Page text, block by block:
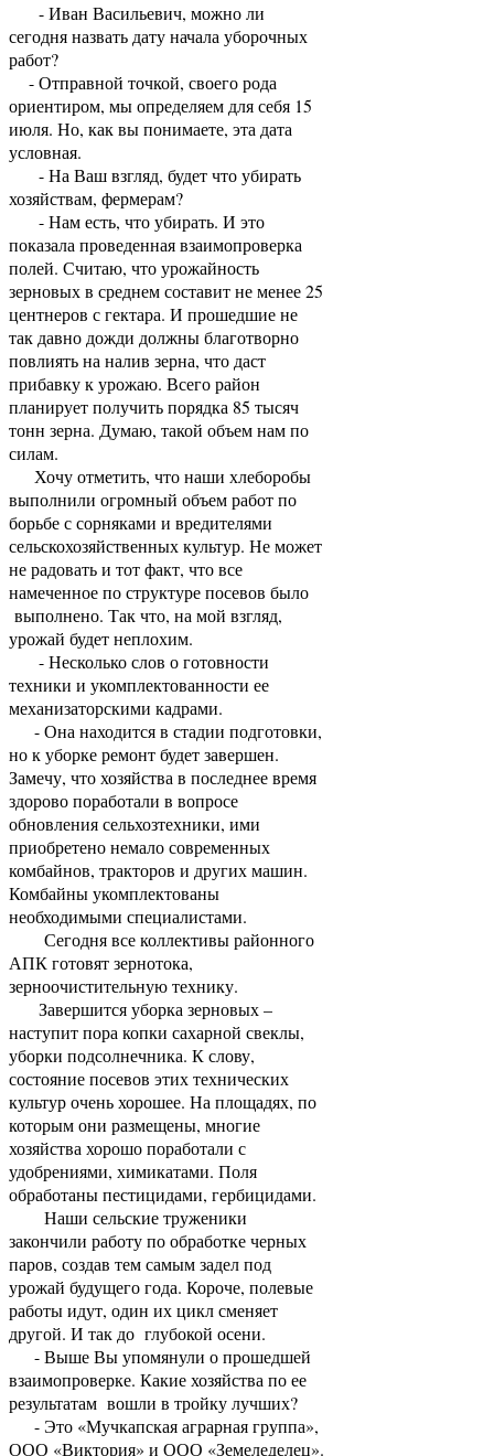
- Иван Васильевич, можно ли
сегодня назвать дату начала уборочных
работ?
- Отправной точкой, своего рода
ориентиром, мы определяем для себя 15
июля. Но, как вы понимаете, эта дата
условная.
- На Ваш взгляд, будет что убирать
хозяйствам, фермерам?
- Нам есть, что убирать. И это
показала проведенная взаимопроверка
полей. Считаю, что урожайность
зерновых в среднем составит не менее 25
центнеров с гектара. И прошедшие не
так давно дожди должны благотворно
повлиять на налив зерна, что даст
прибавку к урожаю. Всего район
планирует получить порядка 85 тысяч
тонн зерна. Думаю, такой объем нам по
силам.
Хочу отметить, что наши хлеборобы
выполнили огромный объем работ по
борьбе с сорняками и вредителями
сельскохозяйственных культур. Не может
не радовать и тот факт, что все
намеченное по структуре посевов было
выполнено. Так что, на мой взгляд,
урожай будет неплохим.
- Несколько слов о готовности
техники и укомплектованности ее
механизаторскими кадрами.
- Она находится в стадии подготовки,
но к уборке ремонт будет завершен.
Замечу, что хозяйства в последнее время
здорово поработали в вопросе
обновления сельхозтехники, ими
приобретено немало современных
комбайнов, тракторов и других машин.
Комбайны укомплектованы
необходимыми специалистами.
Сегодня все коллективы районного
АПК готовят зернотока,
зерноочистительную технику.
Завершится уборка зерновых –
наступит пора копки сахарной свеклы,
уборки подсолнечника. К слову,
состояние посевов этих технических
культур очень хорошее. На площадях, по
которым они размещены, многие
хозяйства хорошо поработали с
удобрениями, химикатами. Поля
обработаны пестицидами, гербицидами.
Наши сельские труженики
закончили работу по обработке черных
паров, создав тем самым задел под
урожай будущего года. Короче, полевые
работы идут, один их цикл сменяет
другой. И так до глубокой осени.
- Выше Вы упомянули о прошедшей
взаимопроверке. Какие хозяйства по ее
результатам вошли в тройку лучших?
- Это «Мучкапская аграрная группа»,
ООО «Виктория» и ООО «Земеледелец».